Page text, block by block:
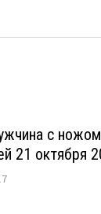
с ножом
21 октября